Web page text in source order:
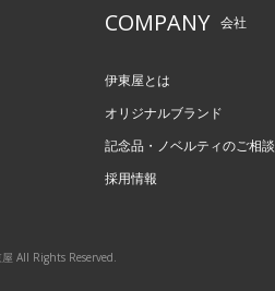
COMPANY 会社
伊東屋とは
オリジナルブランド
記念品・ノベルティのご相談
採用情報
All Rights Reserved.